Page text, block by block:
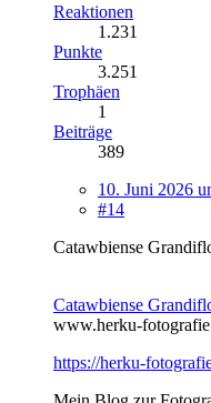
Reaktionen
1.231
Punkte
3.251
Trophäen
1
Beiträge
389
10. Juni 2026
#14
Catawbiense
Catawbiense
www.herku-
https://herku-